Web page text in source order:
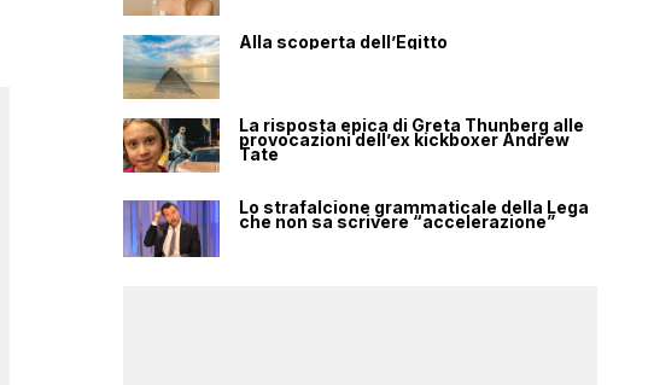
Alla scoperta dell’Egitto
La risposta epica di Greta Thunberg alle
provocazioni dell’ex kickboxer Andrew
Tate
Lo strafalcione grammaticale della Lega
che non sa scrivere “accelerazione”